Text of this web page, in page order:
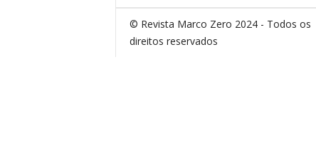
© Revista Marco Zero 2024 - Todos os
direitos reservados